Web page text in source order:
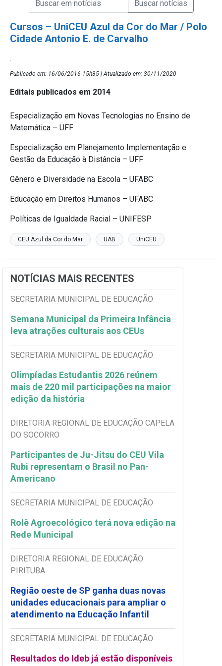
Cursos – UniCEU Azul da Cor do Mar / Polo
Cidade Antonio E. de Carvalho
Publicado em: 16/06/2016 15h35 | Atualizado em: 30/11/2020
Editais publicados em 2014
Especialização em Novas Tecnologias no Ensino de
Matemática – UFF
Especialização em Planejamento Implementação e
Gestão da Educação à Distância – UFF
Gênero e Diversidade na Escola – UFABC
Educação em Direitos Humanos – UFABC
Políticas de Igualdade Racial – UNIFESP
CEU Azul da Cor do Mar UAB UniCEU
NOTÍCIAS MAIS RECENTES
SECRETARIA MUNICIPAL DE EDUCAÇÃO
Semana Municipal da Primeira Infância
leva atrações culturais aos CEUs
SECRETARIA MUNICIPAL DE EDUCAÇÃO
Olimpíadas Estudantis 2026 reúnem
mais de 220 mil participações na maior
edição da história
DIRETORIA REGIONAL DE EDUCAÇÃO CAPELA
DO SOCORRO
Participantes de Ju-Jitsu do CEU Vila
Rubi representam o Brasil no Pan-
Americano
SECRETARIA MUNICIPAL DE EDUCAÇÃO
Rolê Agroecológico terá nova edição na
Rede Municipal
DIRETORIA REGIONAL DE EDUCAÇÃO
PIRITUBA
Região oeste de SP ganha duas novas
unidades educacionais para ampliar o
atendimento na Educação Infantil
SECRETARIA MUNICIPAL DE EDUCAÇÃO
Resultados do Ideb já estão disponíveis